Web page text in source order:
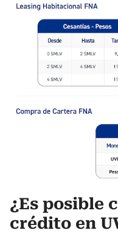
¿Es posible
crédito en